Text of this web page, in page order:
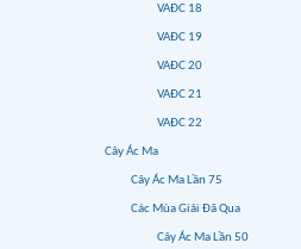
VAĐC 18
VAĐC 19
VAĐC 20
VAĐC 21
VAĐC 22
Cây Ác Ma
Cây Ác Ma Lần 75
Các Mùa Giải Đã Qua
Cây Ác Ma Lần 50